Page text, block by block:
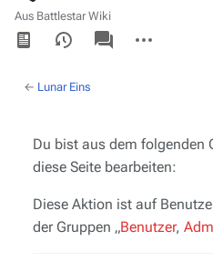
Aus Battlestar Wiki
Ansichten
associated-
pages
Aktionen
← Lunar Eins
Du bist aus dem folgenden
diese Seite bearbeiten:
Diese Aktion ist auf
der Gruppen „Benutzer,